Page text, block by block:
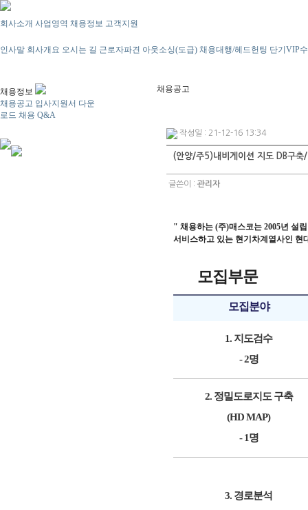
회사소개 사업영역 채용정보 고객지원
인사말 회사개요 오시는 길 근로자파견 아웃소싱(도급) 채용대행/헤드헌팅 단기VIP
채용정보
채용공고 입사지원서 다운
로드 채용 Q&A
채용공고
작성일 : 21-12-16 13:34
(안양/주5)내비게이션 지도 DB구
글쓴이 : 관리자
" 채용하는 (주)매스코는 2005년 설
서비스하고 있는 현기차계열사인 현
모집부문
모집분야
1. 지도검수
- 2명
2. 정밀도로지도 구축
(HD MAP)
- 1명
3. 경로분석